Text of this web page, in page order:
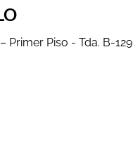
Primer Piso - Tda. B-129